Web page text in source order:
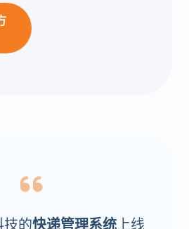
技的快递管理系统上线